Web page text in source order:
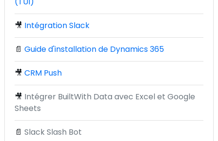
🎥 Intégration Slack
📄 Guide d'installation de Dynamics 365
🎥 CRM Push
🎥 Intégrer BuiltWith Data avec Excel et Google
Sheets
📄 Slack Slash Bot